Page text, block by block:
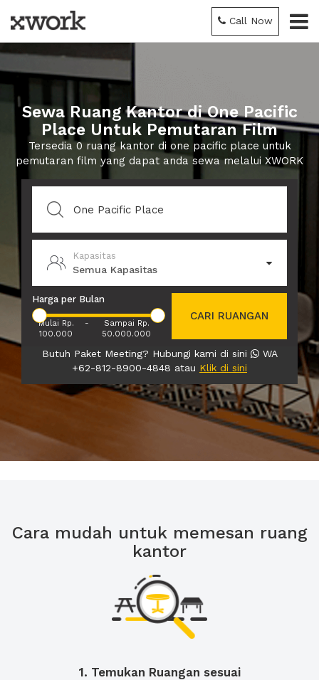
Call Now
Sewa Ruang Kantor di One Pacific
Place Untuk Pemutaran Film
Tersedia 0 ruang kantor di one pacific place untuk
pemutaran film yang dapat anda sewa melalui XWORK
Kapasitas
Semua Kapasitas
Harga per Bulan
Mulai Rp.
100.000
-
Sampai Rp.
50.000.000
CARI RUANGAN
Butuh Paket Meeting? Hubungi kami di sini
WA
+62-812-8900-4848 atau Klik di sini
Cara mudah untuk memesan ruang
kantor
1. Temukan Ruangan sesuai